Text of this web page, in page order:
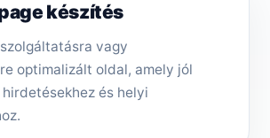
készítés
vagy
optimalizált oldal, amely jól
és helyi